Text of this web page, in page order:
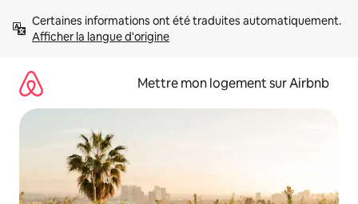
directement
Afficher la langue d'origine
Mettre mon logement sur Airbnb